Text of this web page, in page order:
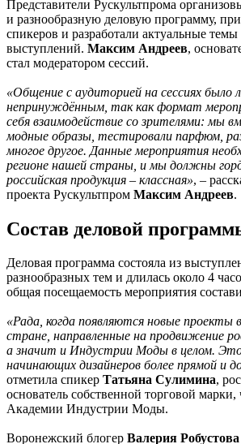
Представители Рускультпрома
и разнообразную деловую программу,
спикеров и разработали актуальные
выступлений. Максим Андреев,
стал модератором сессий.
«Общение с аудиторией на сессиях было
непринуждённым, так как формат
себя взаимодействие со зрителями: мы
модные образы, тестировали парфюм,
многое другое. Данные мероприятия
регионе нашей страны, и мы должны
российская продукция – классная», –
проекта Рускультпром Максим Андреев.
Состав деловой
Деловая программа состояла из
разнообразных тем и длилась около 4
общая посещаемость мероприятия
«Рада, когда появляются новые проекты
стране, направленные на продвижение
а значит и Индустрии Моды в целом.
начинающих дизайнеров более прямой и
отметила спикер Татьяна Сулимина,
основатель собственной торговой
Академии Индустрии Моды.
Воронежский блогер Валерия Робустова